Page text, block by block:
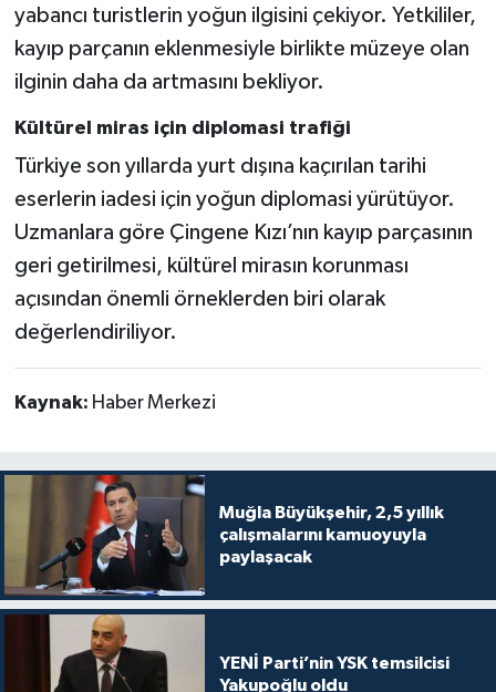
yabancı turistlerin yoğun ilgisini çekiyor. Yetkililer,
kayıp parçanın eklenmesiyle birlikte müzeye olan
ilginin daha da artmasını bekliyor.
Kültürel miras için diplomasi trafiği
Türkiye son yıllarda yurt dışına kaçırılan tarihi
eserlerin iadesi için yoğun diplomasi yürütüyor.
Uzmanlara göre Çingene Kızı’nın kayıp parçasının
geri getirilmesi, kültürel mirasın korunması
açısından önemli örneklerden biri olarak
değerlendiriliyor.
Kaynak: Haber Merkezi
Muğla Büyükşehir, 2,5 yıllık
çalışmalarını kamuoyuyla
paylaşacak
YENİ Parti’nin YSK temsilcisi
Yakupoğlu oldu